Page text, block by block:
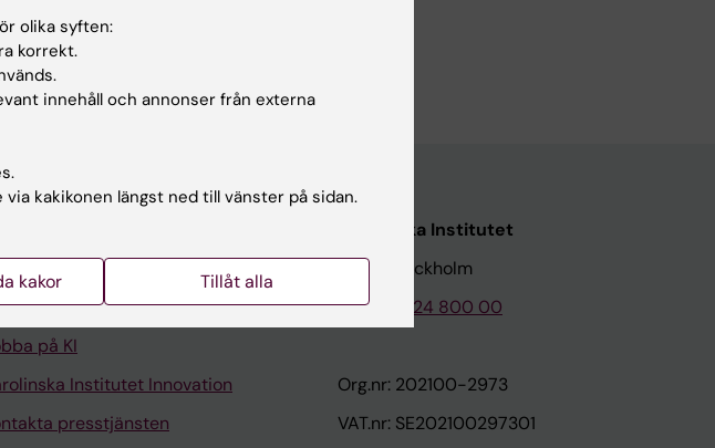
IT-avdelningen. Jag är
forskning och utbildning
på KI
Institutet Innovation
presstjänsten
Karolinska Institutet
171 77 Stockholm
Tel: 08-524 800 00
Org.nr: 202100-2973
VAT.nr: SE202100297301
olika syften:
korrekt.
innehåll och annonser från externa
kakikonen längst ned till vänster på sidan.
kakor Tillåt alla